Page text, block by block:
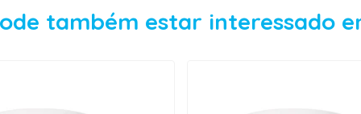
também estar interessado